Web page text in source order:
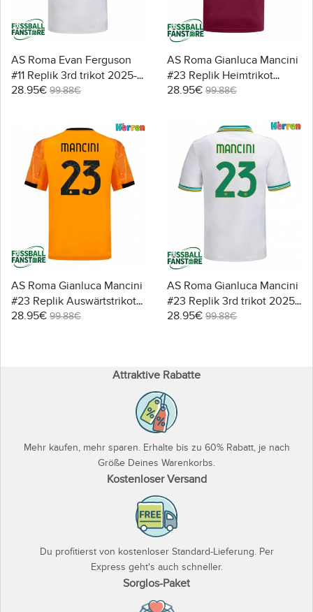
AS Roma Evan Ferguson
#11 Replik 3rd trikot 2025-
26 Kurzarm
28.95€ 99.88€
AS Roma Gianluca Mancini
#23 Replik Heimtrikot
2025-26 Kurzarm
28.95€ 99.88€
AS Roma Gianluca Mancini
#23 Replik Auswärtstrikot
2025-26 Kurzarm
28.95€ 99.88€
AS Roma Gianluca Mancini
#23 Replik 3rd trikot 2025-
26 Kurzarm
28.95€ 99.88€
Attraktive Rabatte
Mehr kaufen, mehr sparen. Erhalte bis zu 60% Rabatt, je nach
Größe Deines Warenkorbs.
Kostenloser Versand
Du profitierst von kostenloser Standard-Lieferung. Per
Express geht's auch schneller.
Sorglos-Paket